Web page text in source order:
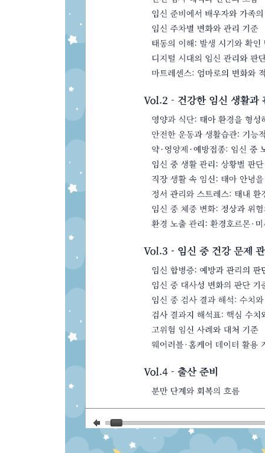
Vol.6 - 바로 병원에 가야 할 응급 기준
임신 중 위험 신호와 응급 기준
출산 전, 중 응급 상황과 대응 기준
산후 위험 신호와 응급 기준
Vol.7 - 아기 성장과 돌봄
신생아기 발달과 적응 특징
신생아 정상 신호와 확인 기준
신생아 기본 체크와 관찰 기준
신생아 목욕, 위생, 피부 관리
아기 하루 리듬과 수면 패턴
아기 울음과 반응 해석
예방접종과 건강검진 관리 기준
이유식 시작과 주의 음식
발달 관찰과 성장 기록
Vol.8 - 가족과 사회적 지원
배우자, 가족의 역할과 소통
안전한 집 환경 만들기
사회적 지원 제도와 신청 기준
가족 갈등 조정과 관계 회복
커뮤니티와 육아 정보 활용
다양한 가족 형태와 지원 연결
복직 준비와 커리어 관리
자주 묻는 질문(FAQ)
아기 열 나면 어떻게 해야 하나요?
응급 상황 요약 카드